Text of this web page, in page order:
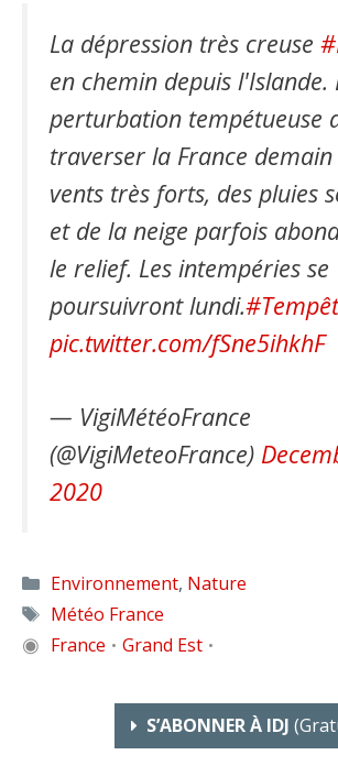
La dépression très creuse
en chemin depuis l'Islande.
perturbation tempétueuse
traverser la France demain
vents très forts, des pluies
et de la neige parfois
le relief. Les intempéries se
poursuivront lundi.
pic.twitter.com/fSne5ihkhF
— VigiMétéoFrance
(@VigiMeteoFrance)
2020
Catégories
Environnement, Nature
Étiquettes
Météo France
◉ France • Grand Est •
S’ABONNER À IDJ